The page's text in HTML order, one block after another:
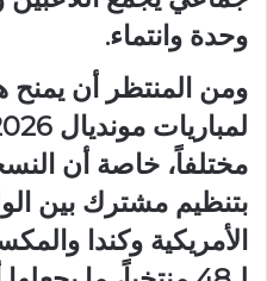
وحدة وانتماء.
ومن المنتظر أن يمنح
مختلفاً، خاصة أن
بتنظيم مشترك بين
الأمريكية وكندا